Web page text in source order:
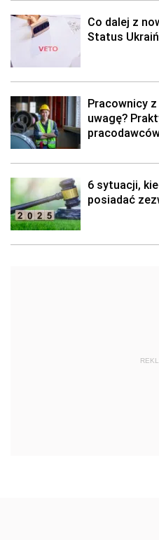
Co dalej z
Status
Pracownicy
uwagę?
6 sytuacji,
posiadać